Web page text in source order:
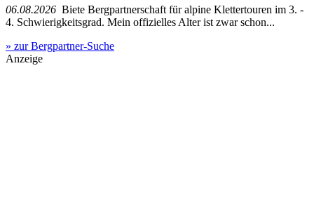
06.08.2026 Biete Bergpartnerschaft für alpine Klettertouren im 3. -
4. Schwierigkeitsgrad. Mein offizielles Alter ist zwar schon...
» zur Bergpartner-Suche
Anzeige